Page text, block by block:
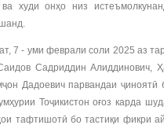
худи онҳо низ
7 - уми феврали соли 2025 аз
Садриддин Алиддинович,
Дадоевич парвандаи ҷиноятӣ
Тоҷикистон оғоз карда
тафтишотӣ бо тастиқи фикри